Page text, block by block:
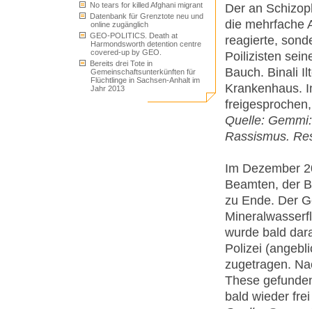
No tears for killed Afghani migrant
Datenbank für Grenztote neu und
online zugänglich
GEO-POLITICS. Death at
Harmondsworth detention centre
covered-up by GEO.
Bereits drei Tote in
Gemeinschaftsunterkünften für
Flüchtlinge in Sachsen-Anhalt im
Jahr 2013
Der an
die mehrfache
reagierte,
Poilizisten
Bauch. Binali
Krankenhaus.
Quelle:
Rassismus.
Im Dezember
Beamten, der
zu Ende. Der
wurde bald
Polizei
zugetragen.
These
bald wieder